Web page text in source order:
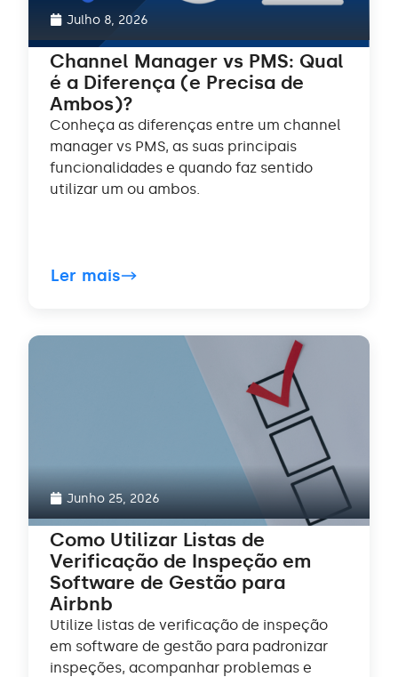
Julho 8, 2026
Channel Manager vs PMS: Qual
é a Diferença (e Precisa de
Ambos)?
Conheça as diferenças entre um channel
manager vs PMS, as suas principais
funcionalidades e quando faz sentido
utilizar um ou ambos.
Ler mais
Junho 25, 2026
Como Utilizar Listas de
Verificação de Inspeção em
Software de Gestão para
Airbnb
Utilize listas de verificação de inspeção
em software de gestão para padronizar
inspeções, acompanhar problemas e